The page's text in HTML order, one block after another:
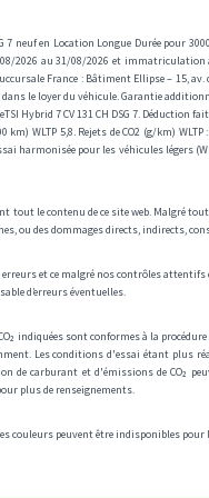
7 neuf en Location Longue Durée pour
2026 au 31/08/2026 et
France : Bâtiment Ellipse – 15,
le loyer du véhicule. Garantie
Hybrid 7 CV 131 CH DSG 7. Déduction
km) WLTP 5,8. Rejets de CO2 (g/km)
harmonisée pour les véhicules légers
tout le contenu de ce site web. Malgré
ou des dommages directs, indirects,
et ce malgré nos contrôles
d’erreurs éventuelles.
sont conformes à la procédure
Les conditions d'essai étant plus
de carburant et d'émissions de
plus de renseignements.
couleurs peuvent être indisponibles pour